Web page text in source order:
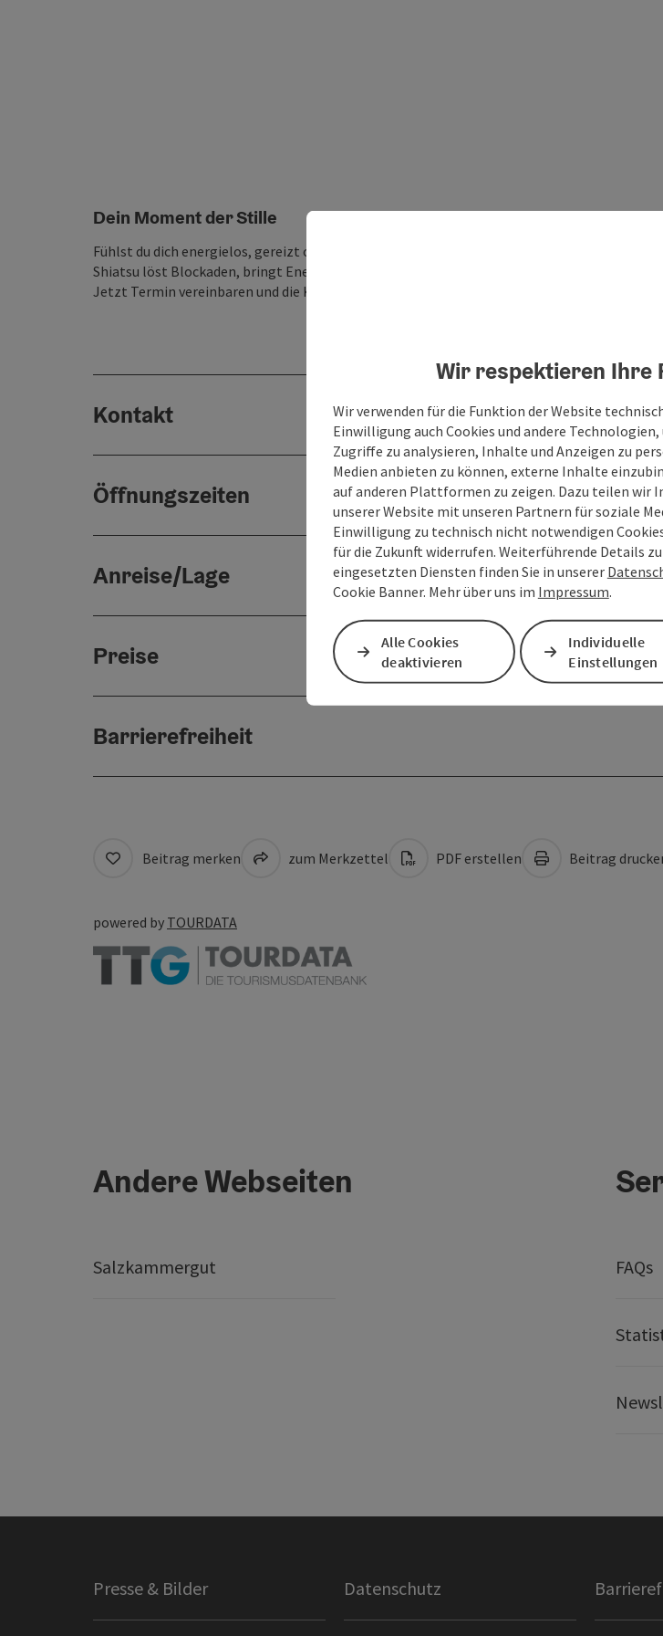
Dein Moment der Stille
Fühlst du dich energielos, gereizt oder verspannt?
Shiatsu löst Blockaden, bringt Energie zum Fließen und schenkt dir tiefe Entspannung.
Jetzt Termin vereinbaren und die Kraft der Berührung spüren!
Kontakt
Öffnungszeiten
Anreise/Lage
Preise
Barrierefreiheit
Beitrag merken zum Merkzettel PDF erstellen Beitrag
powered by TOURDATA
Andere Webseiten
Salzkammergut FAQs
Presse & Bilder Datenschutz
Wir respektieren Ihre
Wir verwenden für die Funktion der Website
Einwilligung auch Cookies und andere
Zugriffe zu analysieren, Inhalte und Anzeigen zu
Medien anbieten zu können, externe Inhalte
auf anderen Plattformen zu zeigen. Dazu teilen wir
unserer Website mit unseren Partnern für soziale
Einwilligung zu technisch nicht notwendigen
für die Zukunft widerrufen. Weiterführende Details
eingesetzten Diensten finden Sie in unserer
Cookie Banner. Mehr über uns im Impressum.
Alle Cookies
deaktivieren
Individuelle
Einstellungen